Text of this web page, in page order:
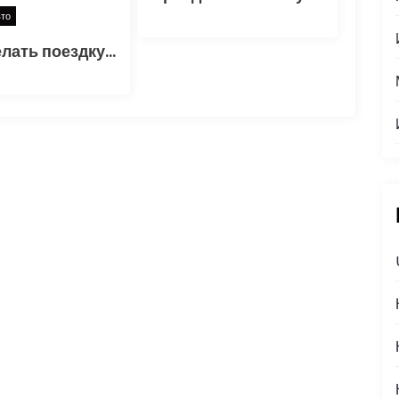
Как сделать поездку на такси идеальной: лайфхаки и неочевидные советы